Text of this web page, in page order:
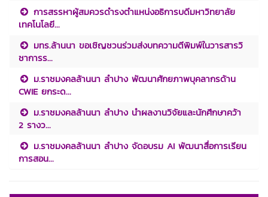
การสรรหาผู้สมควรดำรงตำแหน่งอธิการบดีมหาวิทยาลัย
เทคโนโลยี...
มทร.ล้านนา ขอเชิญชวนร่วมส่งบทความตีพิมพ์ในวารสารวิ
ชาการร...
ม.ราชมงคลล้านนา ลำปาง พัฒนาศักยภาพบุคลากรด้าน
CWIE ยกระด...
ม.ราชมงคลล้านนา ลำปาง นำผลงานวิจัยและนักศึกษาคว้า
2 รางว...
ม.ราชมงคลล้านนา ลำปาง จัดอบรม AI พัฒนาสื่อการเรียน
การสอน...